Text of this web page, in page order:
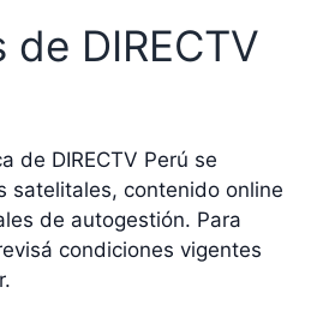
DIRECTV
de DIRECTV Perú se
satelitales, contenido online
de autogestión. Para
condiciones vigentes